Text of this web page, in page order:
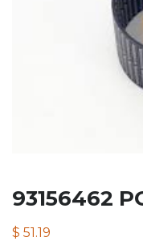
93156462
$ 51.19